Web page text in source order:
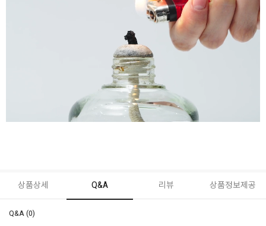
상품상세 Q&A 리뷰 상품정보제공
Q&A (0)